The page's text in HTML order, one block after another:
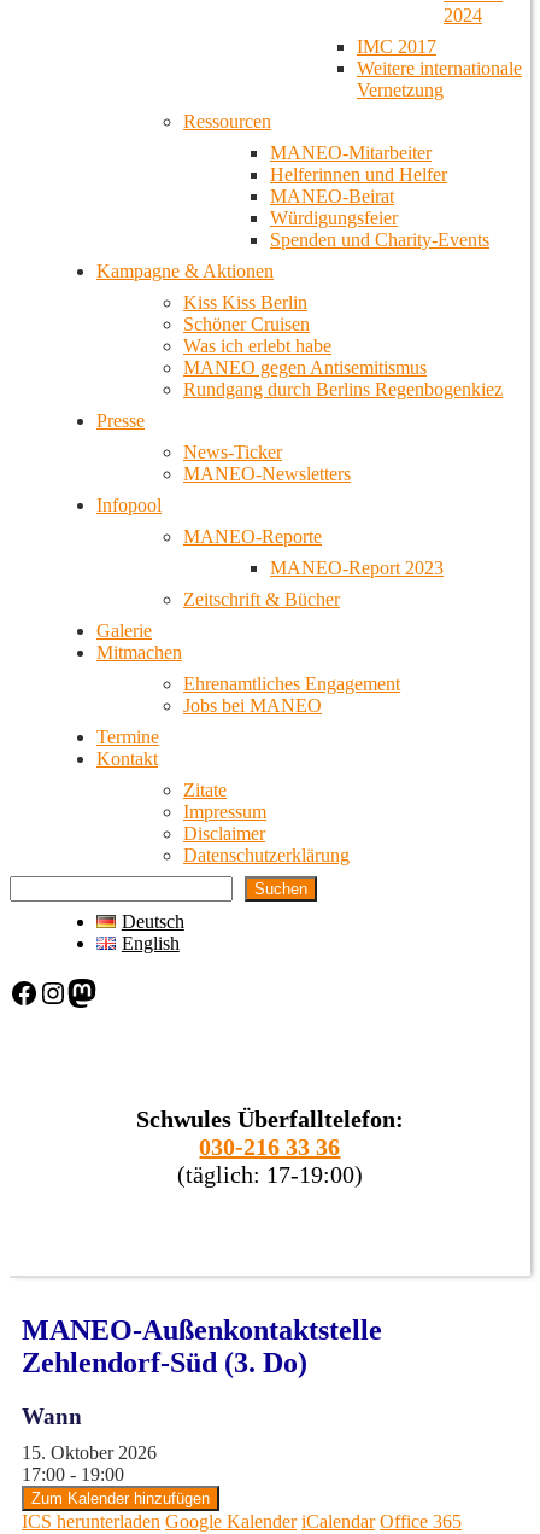
2024
IMC 2017
Weitere internationale
Vernetzung
Ressourcen
MANEO-Mitarbeiter
Helferinnen und Helfer
MANEO-Beirat
Würdigungsfeier
Spenden und Charity-Events
Kampagne & Aktionen
Kiss Kiss Berlin
Schöner Cruisen
Was ich erlebt habe
MANEO gegen Antisemitismus
Rundgang durch Berlins Regenbogenkiez
Presse
News-Ticker
MANEO-Newsletters
Infopool
MANEO-Reporte
MANEO-Report 2023
Zeitschrift & Bücher
Galerie
Mitmachen
Ehrenamtliches Engagement
Jobs bei MANEO
Termine
Kontakt
Zitate
Impressum
Disclaimer
Datenschutzerklärung
Suchen
Deutsch
English
Facebook Instagram Mastodon
Schwules Überfalltelefon:
030-216 33 36
(täglich: 17-19:00)
MANEO-Außenkontaktstelle
Zehlendorf-Süd (3. Do)
Wann
15. Oktober 2026
17:00 - 19:00
Zum Kalender hinzufügen
ICS herunterladen Google Kalender iCalendar Office 365